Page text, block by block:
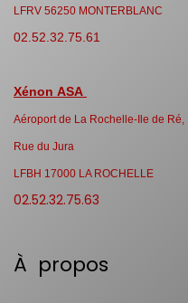
LFRV 56250 MONTERBLANC
02.52.32.75.61
Xénon ASA
Aéroport de La Rochelle-Ile de Ré,
Rue du Jura
LFBH 17000 LA ROCHELLE
02.52.32.75.63
À propos